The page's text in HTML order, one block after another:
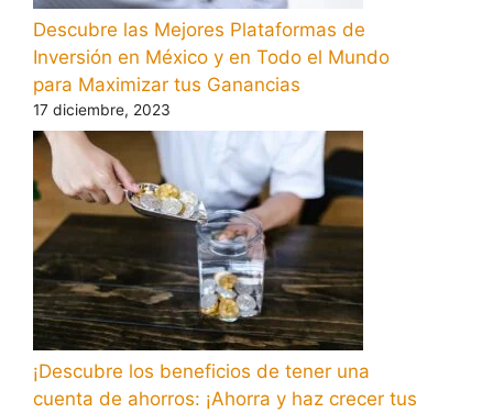
Descubre las Mejores Plataformas de
Inversión en México y en Todo el Mundo
para Maximizar tus Ganancias
17 diciembre, 2023
¡Descubre los beneficios de tener una
cuenta de ahorros: ¡Ahorra y haz crecer tus